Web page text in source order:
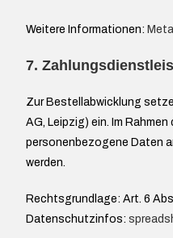
Weitere Informationen:
7.
Zur Bestellabwicklung
AG, Leipzig) ein. Im
personenbezogene Daten
werden.
Rechtsgrundlage: Art. 6
Datenschutzinfos: